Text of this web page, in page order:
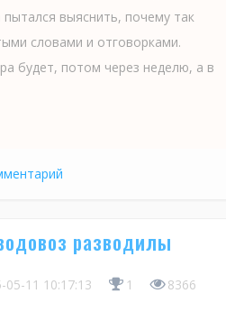
пытался выяснить, почему так
словами и отговорками.
будет, потом через неделю, а в
разводилы
05-11 10:17:13 1 8366